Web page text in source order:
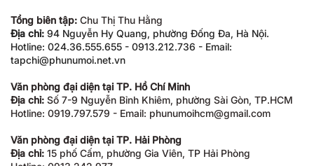
Tổng biên tập: Chu Thị Thu Hằng
Địa chỉ: 94 Nguyễn Hy Quang, phường Đống Đa, Hà Nội.
Hotline: 024.36.555.655 - 0913.212.736 - Email:
tapchi@phunumoi.net.vn
Văn phòng đại diện tại TP. Hồ Chí Minh
Địa chỉ: Số 7-9 Nguyễn Bỉnh Khiêm, phường Sài Gòn, TP.HCM
Hotline: 0919.797.579 - Email: phunumoihcm@gmail.com
Văn phòng đại diện tại TP. Hải Phòng
Địa chỉ: 15 phố Cấm, phường Gia Viên, TP Hải Phòng